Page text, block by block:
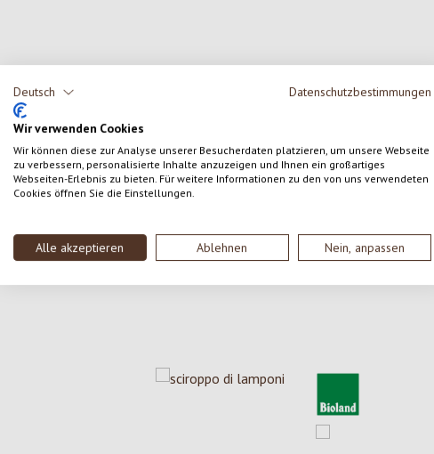
Deutsch Datenschutzbestimmungen
Wir verwenden Cookies
Wir können diese zur Analyse unserer Besucherdaten platzieren, um unsere Webseite
zu verbessern, personalisierte Inhalte anzuzeigen und Ihnen ein großartiges
Webseiten-Erlebnis zu bieten. Für weitere Informationen zu den von uns verwendeten
Cookies öffnen Sie die Einstellungen.
Alle akzeptieren Ablehnen Nein, anpassen
Valutazione media di 0 su 5 stelle
Formula una valutazione!
Condividi le tue esperienze con il prodotto con altri
clienti.
SCRIVERE UNA RECENSIONE